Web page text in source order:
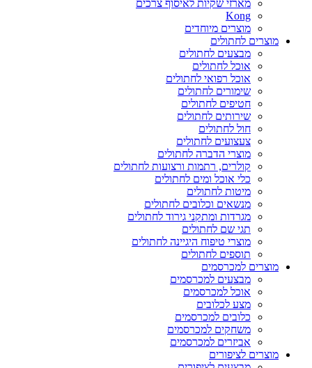
מארזי שקיות לאיסוף צרכים
Kong
מוצרים מיוחדים
מוצרים לחתולים
מבצעים לחתולים
אוכל לחתולים
אוכל רפואי לחתולים
שימורים לחתולים
חטיפים לחתולים
שירותים לחתולים
חול לחתולים
צעצועים לחתולים
מוצרי הדברה לחתולים
קולרים, רתמות ורצועות לחתולים
כלי אוכל ומים לחתולים
מיטות לחתולים
מנשאים וכלובים לחתולים
מגרדות ומתקני גירוד לחתולים
תגי שם לחתולים
מוצרי טיפוח היגיינה לחתולים
תוספים לחתולים
מוצרים למכרסמים
מבצעים למכרסמים
אוכל למכרסמים
מצע לכלובים
כלובים למכרסמים
משחקים למכרסמים
אביזרים למכרסמים
מוצרים לציפורים